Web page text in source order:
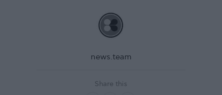
news.team
Share this